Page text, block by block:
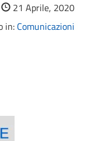
21 Aprile, 2020
in: Comunicazioni